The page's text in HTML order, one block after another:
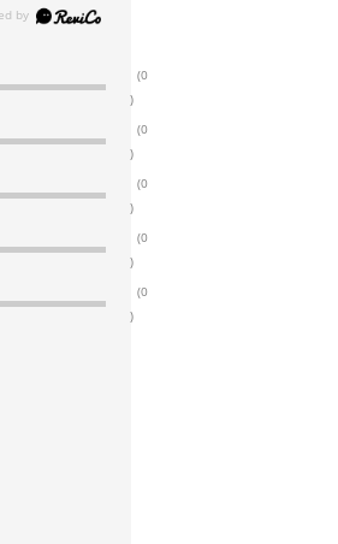
(0
)
(0
)
(0
)
(0
)
(0
)